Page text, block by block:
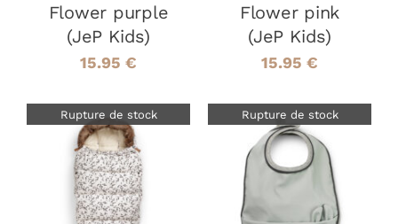
Flower purple
(JeP Kids)
15.95 €
Flower pink
(JeP Kids)
15.95 €
Rupture de stock
DÉTAILS
Rupture de stock
DÉTAILS